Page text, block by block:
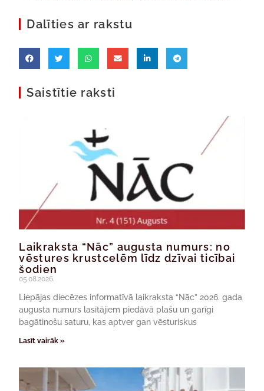
Dalīties ar rakstu
Saistītie raksti
Laikraksta “Nāc” augusta numurs: no
vēstures krustcelēm līdz dzīvai ticībai
šodien
05.08.2026.
Liepājas diecēzes informatīvā laikraksta “Nāc” 2026. gada
augusta numurs lasītājiem piedāvā plašu un garīgi
bagātinošu saturu, kas aptver gan vēsturiskus
Lasīt vairāk »